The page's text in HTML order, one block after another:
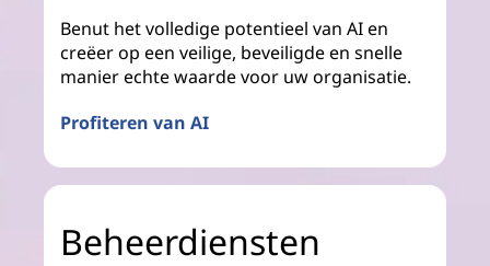
Benut het volledige potentieel van AI en
creëer op een veilige, beveiligde en snelle
manier echte waarde voor uw organisatie.
Profiteren van AI
Beheerdiensten